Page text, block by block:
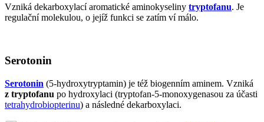
Vzniká dekarboxylací aromatické aminokyseliny tryptofanu. Je
regulační molekulou, o jejíž funkci se zatím ví málo.
Serotonin
Serotonin (5-hydroxytryptamin) je též biogenním aminem. Vzniká
z tryptofanu po hydroxylaci (tryptofan-5-monoxygenasou za účasti
tetrahydrobiopterinu) a následné dekarboxylaci.